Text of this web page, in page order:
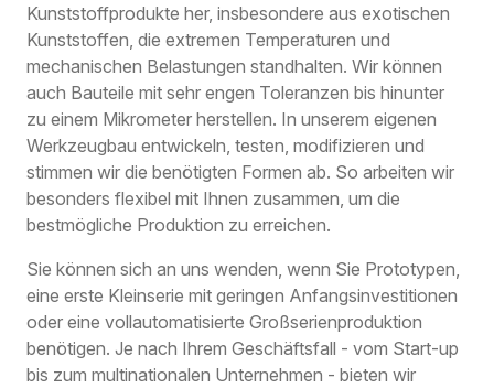
Kunststoffprodukte her, insbesondere aus exotischen
Kunststoffen, die extremen Temperaturen und
mechanischen Belastungen standhalten. Wir können
auch Bauteile mit sehr engen Toleranzen bis hinunter
zu einem Mikrometer herstellen. In unserem eigenen
Werkzeugbau entwickeln, testen, modifizieren und
stimmen wir die benötigten Formen ab. So arbeiten wir
besonders flexibel mit Ihnen zusammen, um die
bestmögliche Produktion zu erreichen.
Sie können sich an uns wenden, wenn Sie Prototypen,
eine erste Kleinserie mit geringen Anfangsinvestitionen
oder eine vollautomatisierte Großserienproduktion
benötigen. Je nach Ihrem Geschäftsfall - vom Start-up
bis zum multinationalen Unternehmen - bieten wir